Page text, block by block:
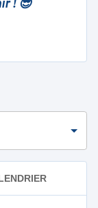
! 😎